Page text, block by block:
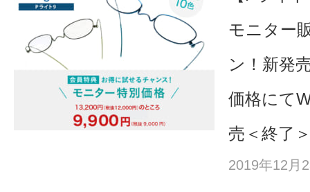
モニター
ン！新発
価格にて
売＜終了
2019年12月